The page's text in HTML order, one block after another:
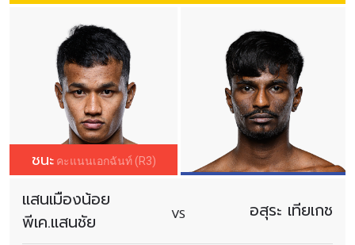
ชนะ คะแนนเอกฉันท์ (R3)
แสนเมืองน้อย
พีเค.แสนชัย
VS อสุระ เทียเกช